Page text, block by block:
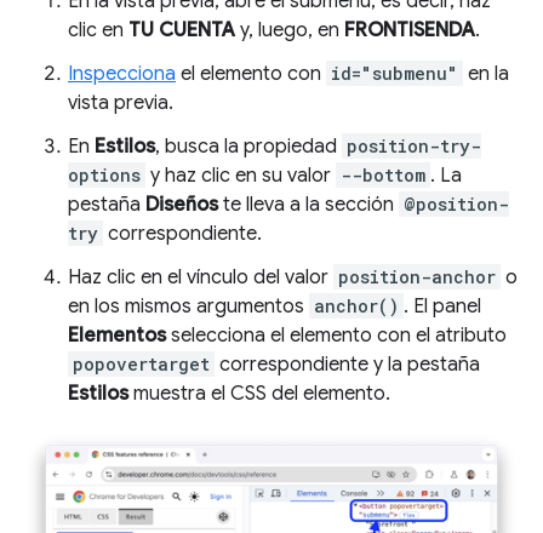
clic en TU CUENTA y, luego, en FRONTISENDA.
Inspecciona el elemento con id="submenu" en la
vista previa.
En Estilos, busca la propiedad position-try-
options y haz clic en su valor --bottom . La
pestaña Diseñoste lleva a la sección @position-
try correspondiente.
Haz clic en el vínculo del valor position-anchor o
en los mismos argumentos anchor() . El panel
Elementosselecciona el elemento con el atributo
popovertarget correspondiente y la pestaña
Estilosmuestra el CSS del elemento.